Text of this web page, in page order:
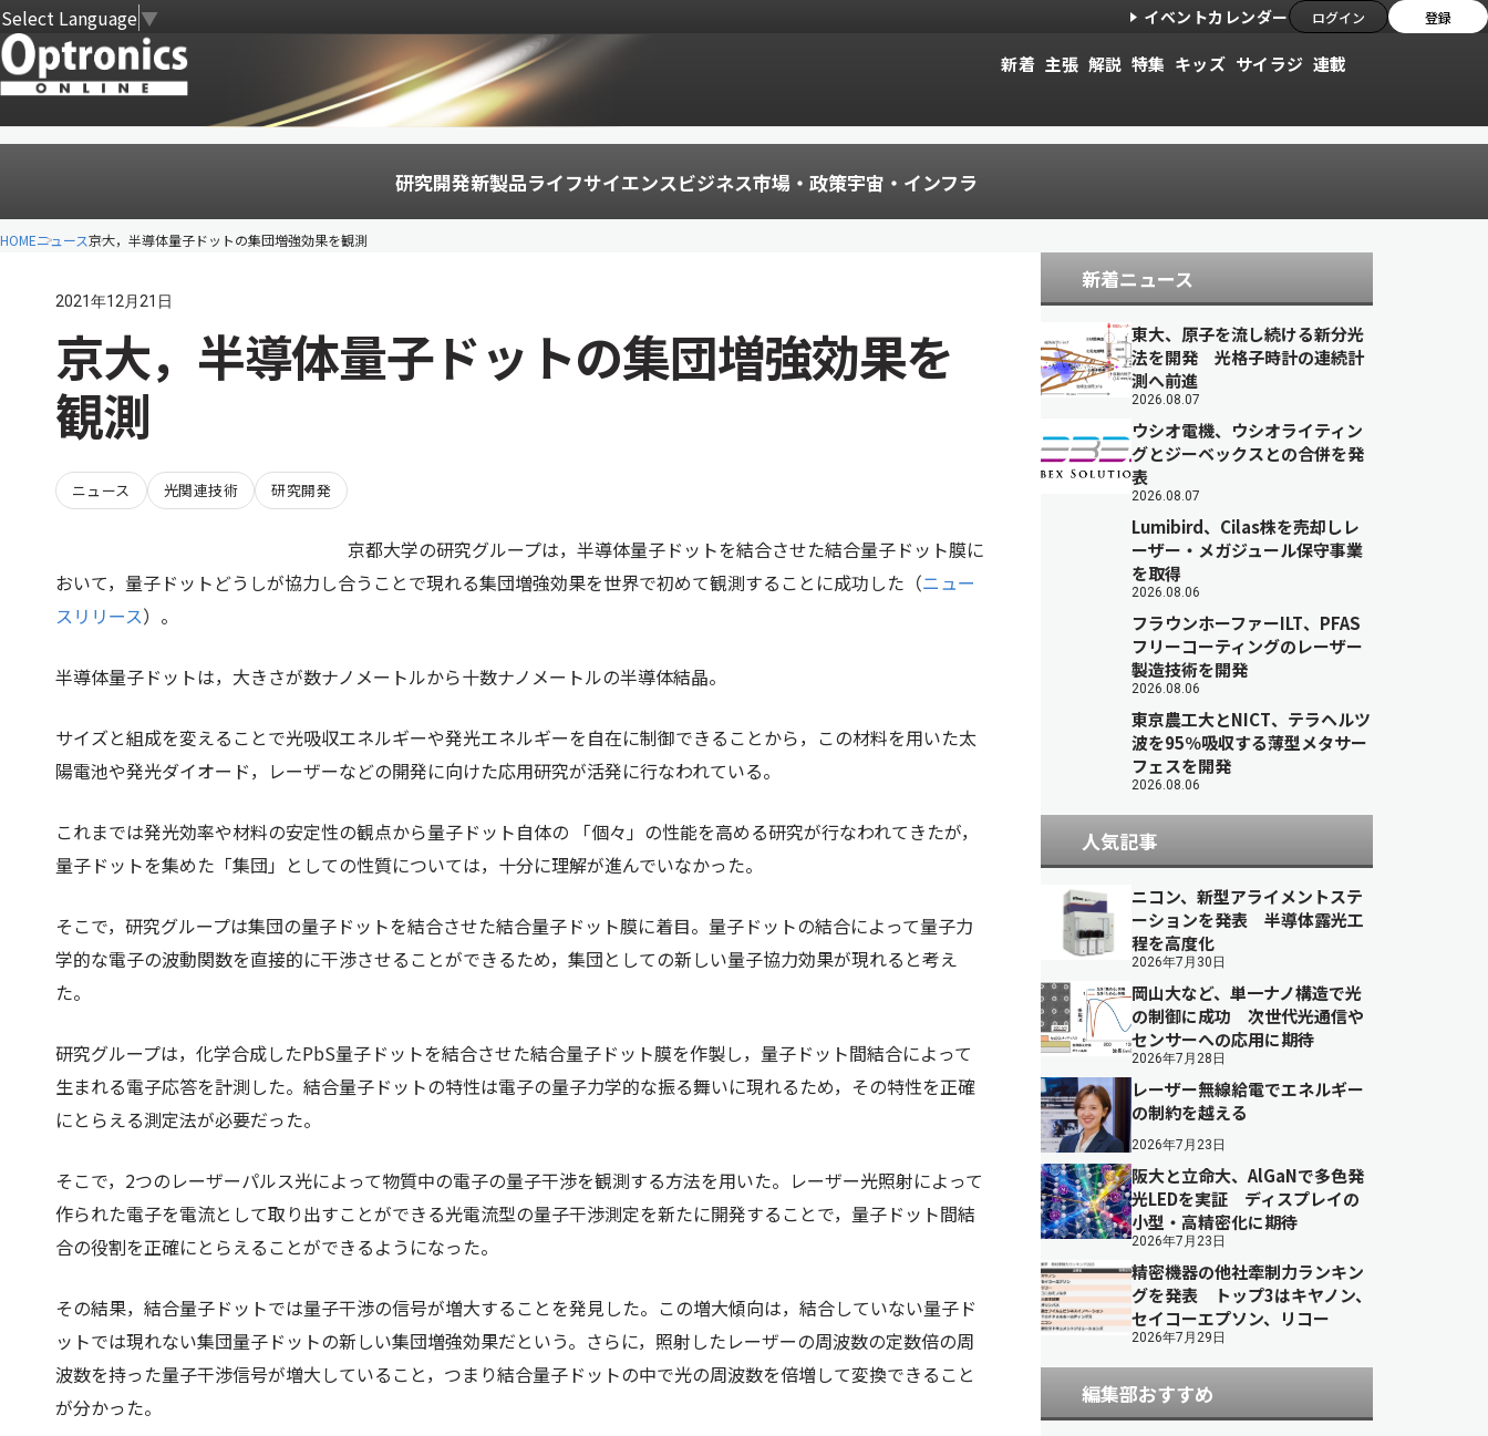
Select Language▼ イベントカレンダー ログイン 登録
新着 主張 解説 特集 キッズ サイラジ 連載
研究開発新製品ライフサイエンスビジネス市場・政策宇宙・インフラ
HOMEニュース京大，半導体量子ドットの集団増強効果を観測
2021年12月21日
京大，半導体量子ドットの集団増強効果を
観測
ニュース 光関連技術 研究開発
京都大学の研究グループは，半導体量子ドットを結合させた結合量子ドット膜に
おいて，量子ドットどうしが協力し合うことで現れる集団増強効果を世界で初めて観測することに成功した（ニュー
スリリース）。
半導体量子ドットは，大きさが数ナノメートルから十数ナノメートルの半導体結晶。
サイズと組成を変えることで光吸収エネルギーや発光エネルギーを自在に制御できることから，この材料を用いた太
陽電池や発光ダイオード，レーザーなどの開発に向けた応用研究が活発に行なわれている。
これまでは発光効率や材料の安定性の観点から量子ドット自体の 「個々」の性能を高める研究が行なわれてきたが，
量子ドットを集めた「集団」としての性質については，十分に理解が進んでいなかった。
そこで，研究グループは集団の量子ドットを結合させた結合量子ドット膜に着目。量子ドットの結合によって量子力
学的な電子の波動関数を直接的に干渉させることができるため，集団としての新しい量子協力効果が現れると考え
た。
研究グループは，化学合成したPbS量子ドットを結合させた結合量子ドット膜を作製し，量子ドット間結合によって
生まれる電子応答を計測した。結合量子ドットの特性は電子の量子力学的な振る舞いに現れるため，その特性を正確
にとらえる測定法が必要だった。
そこで，2つのレーザーパルス光によって物質中の電子の量子干渉を観測する方法を用いた。レーザー光照射によって
作られた電子を電流として取り出すことができる光電流型の量子干渉測定を新たに開発することで，量子ドット間結
合の役割を正確にとらえることができるようになった。
その結果，結合量子ドットでは量子干渉の信号が増大することを発見した。この増大傾向は，結合していない量子ド
ットでは現れない集団量子ドットの新しい集団増強効果だという。さらに，照射したレーザーの周波数の定数倍の周
波数を持った量子干渉信号が増大していること，つまり結合量子ドットの中で光の周波数を倍増して変換できること
が分かった。
新着ニュース
東大、原子を流し続ける新分光
法を開発 光格子時計の連続計
測へ前進
2026.08.07
ウシオ電機、ウシオライティン
グとジーベックスとの合併を発
表
2026.08.07
Lumibird、Cilas株を売却しレ
ーザー・メガジュール保守事業
を取得
2026.08.06
フラウンホーファーILT、PFAS
フリーコーティングのレーザー
製造技術を開発
2026.08.06
東京農工大とNICT、テラヘルツ
波を95％吸収する薄型メタサー
フェスを開発
2026.08.06
人気記事
ニコン、新型アライメントステ
ーションを発表 半導体露光工
程を高度化
2026年7月30日
岡山大など、単一ナノ構造で光
の制御に成功 次世代光通信や
センサーへの応用に期待
2026年7月28日
レーザー無線給電でエネルギー
の制約を越える
2026年7月23日
阪大と立命大、AlGaNで多色発
光LEDを実証 ディスプレイの
小型・高精密化に期待
2026年7月23日
精密機器の他社牽制力ランキン
グを発表 トップ3はキヤノン、
セイコーエプソン、リコー
2026年7月29日
編集部おすすめ